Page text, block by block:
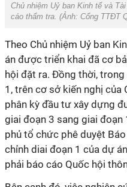
Chủ nhiệm Uỷ ban Kinh tế và
cáo thẩm tra. (Ảnh: Cổng TTĐT
Theo Chủ nhiệm Uỷ ban
án được triển khai đã cơ
hội đặt ra. Đồng thời,
1, trên cơ sở kiến nghị của
phân kỳ đầu tư xây dựng
giai đoạn 3 sang giai đoạn
phủ tổ chức phê duyệt
chỉnh diai đoạn 1 của dự
phải báo cáo Quốc hội